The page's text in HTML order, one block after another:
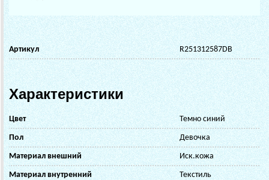
Артикул R251312587DB
Характеристики
Цвет Темно синий
Пол Девочка
Материал внешний Иск.кожа
Материал внутренний Текстиль